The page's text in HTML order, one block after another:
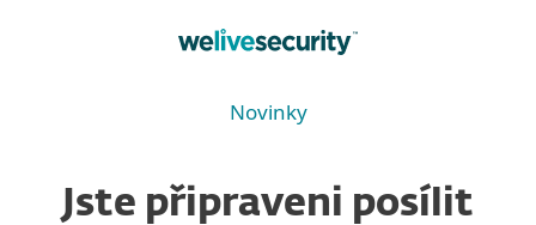
Novinky
Jste připraveni posílit